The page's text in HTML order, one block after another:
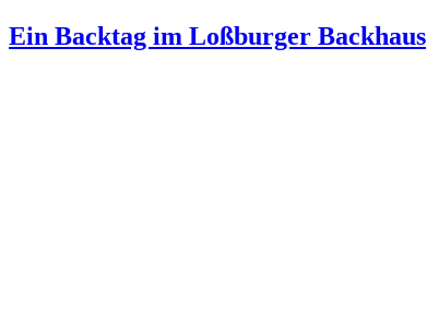
Ein Backtag im Loßburger Backhaus